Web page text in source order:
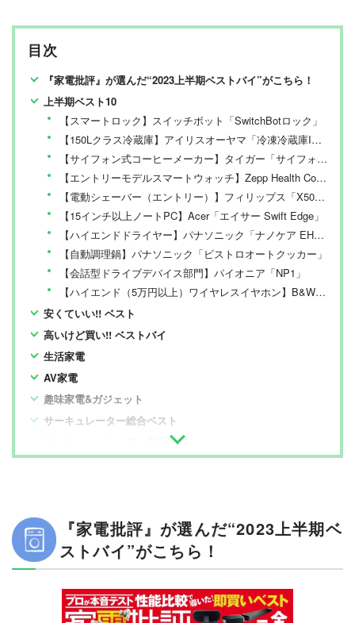
目次
『家電批評』が選んだ“2023上半期ベストバイ”がこちら！
上半期ベスト10
【スマートロック】スイッチボット「SwitchBotロック」
【150Lクラス冷蔵庫】アイリスオーヤマ「冷凍冷蔵庫IRSN-15B-HA」
【サイフォン式コーヒーメーカー】タイガー「サイフォニスタ」
【エントリーモデルスマートウォッチ】Zepp Health Corporation「Amazfit GTS4 mini」
【電動シェーバー（エントリー）】フィリップス「X5012/05」
【15インチ以上ノートPC】Acer「エイサー Swift Edge」
【ハイエンドドライヤー】パナソニック「ナノケア EHNA0J」
【自動調理鍋】パナソニック「ビストロオートクッカー」
【会話型ドライブデバイス部門】パイオニア「NP1」
【ハイエンド（5万円以上）ワイヤレスイヤホン】B&W「Pi7 S2」
安くていい!! ベスト
高いけど買い!! ベストバイ
生活家電
AV家電
趣味家電&ガジェット
サーキュレーター総合ベスト
サーキュレーター使い勝手部門
サーキュレーター30畳部門
電動歯ブラシ初心者向け部門
電動歯ブラシミドルクラス部門
3Dプリンター総合ベスト
3Dプリンター静音性部門
3Dプリンターコスパ部門
『家電批評』が選んだ“2023上半期ベ
ストバイ”がこちら！